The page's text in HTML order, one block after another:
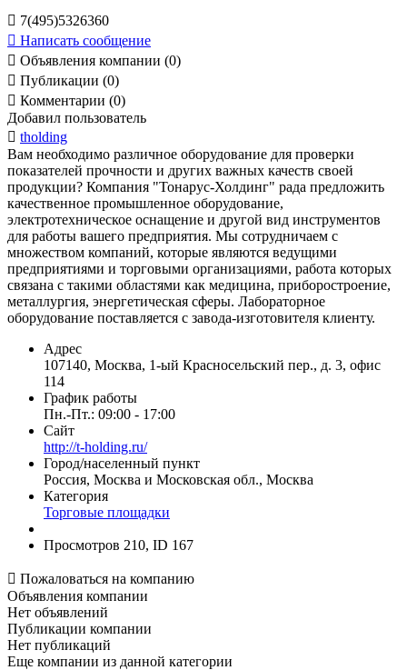
 7(495)5326360
 Написать сообщение
 Объявления компании (0)
 Публикации (0)
 Комментарии (0)
Добавил пользователь
 tholding
Вам необходимо различное оборудование для проверки
показателей прочности и других важных качеств своей
продукции? Компания "Тонарус-Холдинг" рада предложить
качественное промышленное оборудование,
электротехническое оснащение и другой вид инструментов
для работы вашего предприятия. Мы сотрудничаем с
множеством компаний, которые являются ведущими
предприятиями и торговыми организациями, работа которых
связана с такими областями как медицина, приборостроение,
металлургия, энергетическая сферы. Лабораторное
оборудование поставляется с завода-изготовителя клиенту.
Адрес
107140, Москва, 1-ый Красносельский пер., д. 3, офис
114
График работы
Пн.-Пт.: 09:00 - 17:00
Сайт
http://t-holding.ru/
Город/населенный пункт
Россия, Москва и Московская обл., Москва
Категория
Торговые площадки
Просмотров 210, ID 167
 Пожаловаться на компанию
Объявления компании
Нет объявлений
Публикации компании
Нет публикаций
Еще компании из данной категории